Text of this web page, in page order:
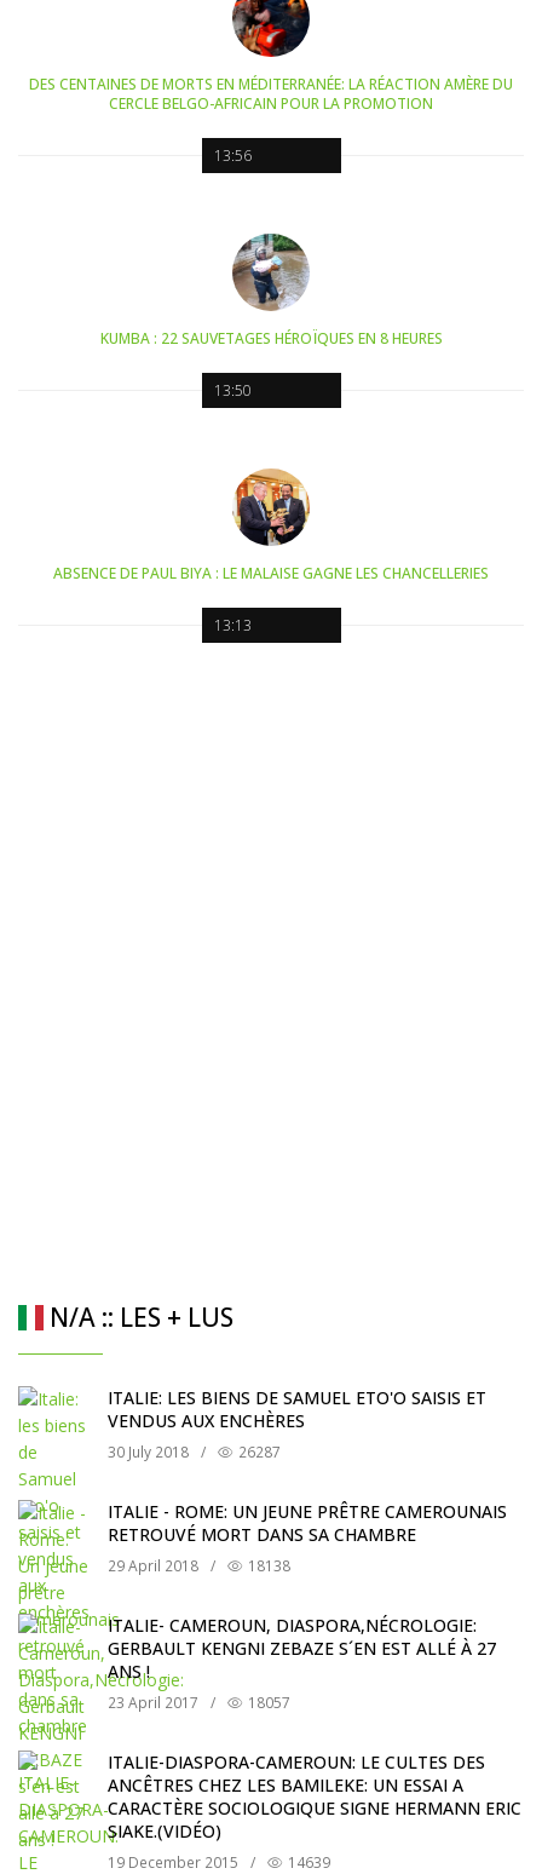
13:56
DES CENTAINES DE MORTS EN MÉDITERRANÉE: LA RÉACTION AMÈRE DU
CERCLE BELGO-AFRICAIN POUR LA PROMOTION
13:50
KUMBA : 22 SAUVETAGES HÉROÏQUES EN 8 HEURES
13:13
ABSENCE DE PAUL BIYA : LE MALAISE GAGNE LES CHANCELLERIES
N/A :: LES + LUS
ITALIE: LES BIENS DE SAMUEL ETO'O SAISIS ET
VENDUS AUX ENCHÈRES
30 July 2018 / 26287
ITALIE - ROME: UN JEUNE PRÊTRE CAMEROUNAIS
RETROUVÉ MORT DANS SA CHAMBRE
29 April 2018 / 18138
ITALIE- CAMEROUN, DIASPORA,NÉCROLOGIE:
GERBAULT KENGNI ZEBAZE S´EN EST ALLÉ À 27
ANS !
23 April 2017 / 18057
ITALIE-DIASPORA-CAMEROUN: LE CULTES DES
ANCÊTRES CHEZ LES BAMILEKE: UN ESSAI A
CARACTÈRE SOCIOLOGIQUE SIGNE HERMANN ERIC
SIAKE.(VIDÉO)
19 December 2015 / 14639